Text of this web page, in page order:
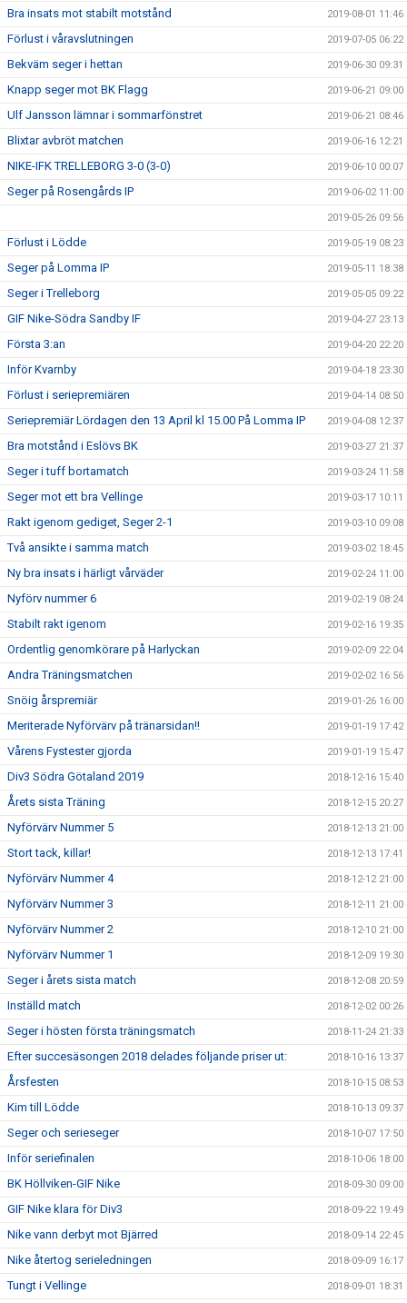
Bra insats mot stabilt motstånd 2019-08-01 11:46
Förlust i våravslutningen 2019-07-05 06:22
Bekväm seger i hettan 2019-06-30 09:31
Knapp seger mot BK Flagg 2019-06-21 09:00
Ulf Jansson lämnar i sommarfönstret 2019-06-21 08:46
Blixtar avbröt matchen 2019-06-16 12:21
NIKE-IFK TRELLEBORG 3-0 (3-0) 2019-06-10 00:07
Seger på Rosengårds IP 2019-06-02 11:00
2019-05-26 09:56
Förlust i Lödde 2019-05-19 08:23
Seger på Lomma IP 2019-05-11 18:38
Seger i Trelleborg 2019-05-05 09:22
GIF Nike-Södra Sandby IF 2019-04-27 23:13
Första 3:an 2019-04-20 22:20
Inför Kvarnby 2019-04-18 23:30
Förlust i seriepremiären 2019-04-14 08:50
Seriepremiär Lördagen den 13 April kl 15.00 På Lomma IP 2019-04-08 12:37
Bra motstånd i Eslövs BK 2019-03-27 21:37
Seger i tuff bortamatch 2019-03-24 11:58
Seger mot ett bra Vellinge 2019-03-17 10:11
Rakt igenom gediget, Seger 2-1 2019-03-10 09:08
Två ansikte i samma match 2019-03-02 18:45
Ny bra insats i härligt vårväder 2019-02-24 11:00
Nyförv nummer 6 2019-02-19 08:24
Stabilt rakt igenom 2019-02-16 19:35
Ordentlig genomkörare på Harlyckan 2019-02-09 22:04
Andra Träningsmatchen 2019-02-02 16:56
Snöig årspremiär 2019-01-26 16:00
Meriterade Nyförvärv på tränarsidan!! 2019-01-19 17:42
Vårens Fystester gjorda 2019-01-19 15:47
Div3 Södra Götaland 2019 2018-12-16 15:40
Årets sista Träning 2018-12-15 20:27
Nyförvärv Nummer 5 2018-12-13 21:00
Stort tack, killar! 2018-12-13 17:41
Nyförvärv Nummer 4 2018-12-12 21:00
Nyförvärv Nummer 3 2018-12-11 21:00
Nyförvärv Nummer 2 2018-12-10 21:00
Nyförvärv Nummer 1 2018-12-09 19:30
Seger i årets sista match 2018-12-08 20:59
Inställd match 2018-12-02 00:26
Seger i hösten första träningsmatch 2018-11-24 21:33
Efter succesäsongen 2018 delades följande priser ut: 2018-10-16 13:37
Årsfesten 2018-10-15 08:53
Kim till Lödde 2018-10-13 09:37
Seger och serieseger 2018-10-07 17:50
Inför seriefinalen 2018-10-06 18:00
BK Höllviken-GIF Nike 2018-09-30 09:00
GIF Nike klara för Div3 2018-09-22 19:49
Nike vann derbyt mot Bjärred 2018-09-14 22:45
Nike återtog serieledningen 2018-09-09 16:17
Tungt i Vellinge 2018-09-01 18:31